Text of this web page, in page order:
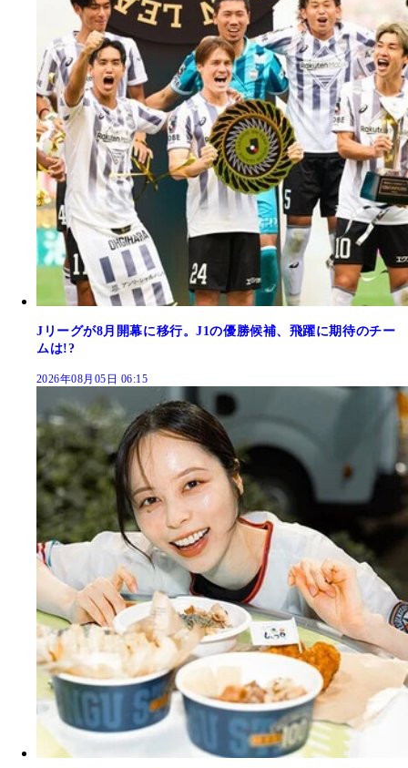
Jリーグが8月開幕に移行。J1の優勝候補、飛躍に期待のチー
ムは!?
2026年08月05日 06:15